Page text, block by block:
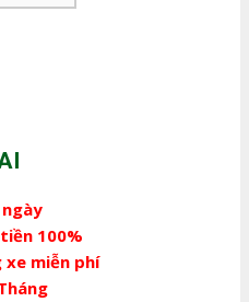
100%
xe miễn phí